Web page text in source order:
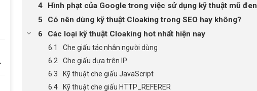
Hình phạt của Google trong việc sử dụng kỹ thuật mũ đen
Có nên dùng kỹ thuật Cloaking trong SEO hay không?
Các loại kỹ thuật Cloaking hot nhất hiện nay
Che giấu tác nhân người dùng
Che giấu dựa trên IP
Kỹ thuật che giấu JavaScript
Kỹ thuật che giấu HTTP_REFERER